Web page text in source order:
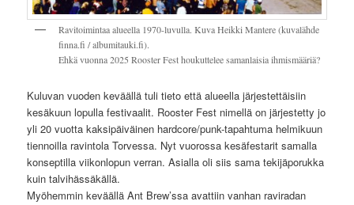
Ravitoimintaa alueella 1970-luvulla. Kuva Heikki Mantere (kuvalähde
finna.fi / albumitauki.fi).
Ehkä vuonna 2025 Rooster Fest houkuttelee samanlaisia ihmismääriä?
Kuluvan vuoden keväällä tuli tieto että alueella järjestettäisiin
kesäkuun lopulla festivaalit. Rooster Fest nimellä on järjestetty jo
yli 20 vuotta kaksipäiväinen hardcore/punk-tapahtuma helmikuun
tiennoilla ravintola Torvessa. Nyt vuorossa kesäfestarit samalla
konseptilla viikonlopun verran. Asialla oli siis sama tekijäporukka
kuin talvihässäkällä.
Myöhemmin keväällä Ant Brew’ssa avattiin vanhan raviradan